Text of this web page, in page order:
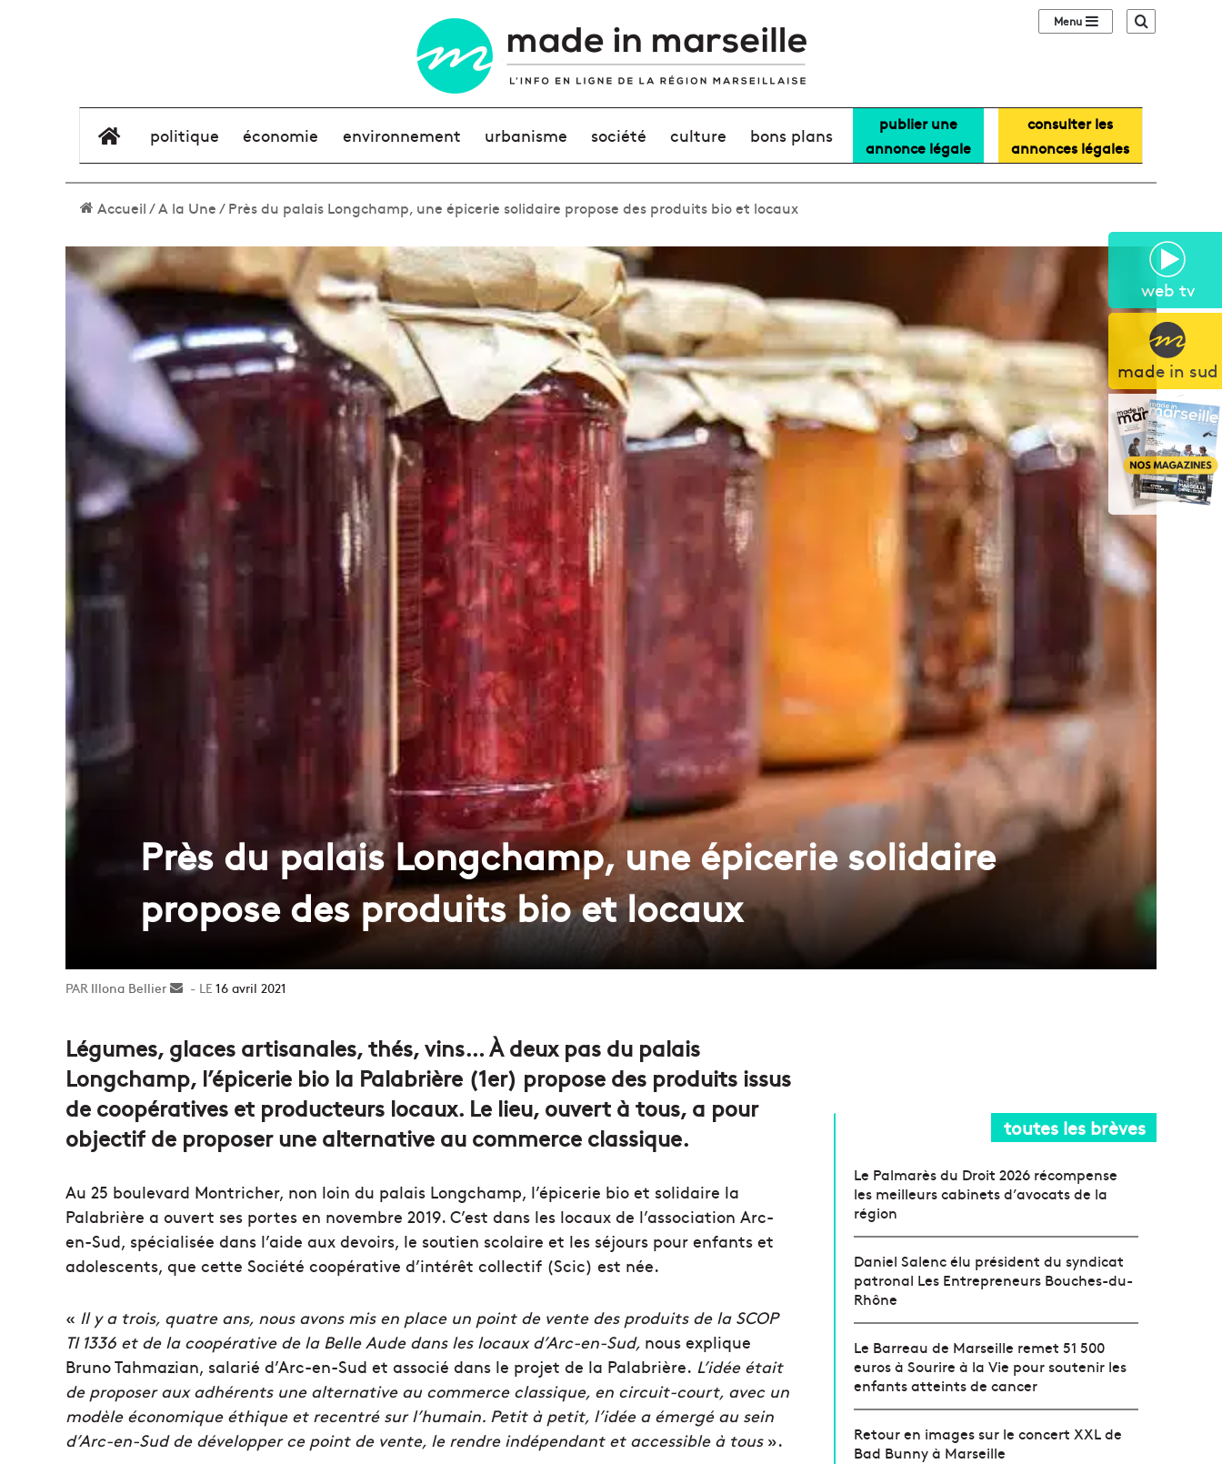
web tv
made in sud
Sidebar (barre
élément de menu
politique économie environnement urbanisme société culture bons plans
publier une
annonce légale
consulter les
annonces légales
Accueil/A la Une/Près du palais Longchamp, une épicerie solidaire propose des produits bio et locaux
Près du palais Longchamp, une épicerie solidaire
propose des produits bio et locaux
Illona Bellier
Envoyer16 avril 2021
Légumes, glaces artisanales, thés, vins… À deux pas du palais
Longchamp, l’épicerie bio la Palabrière (1er) propose des produits issus
de coopératives et producteurs locaux. Le lieu, ouvert à tous, a pour
objectif de proposer une alternative au commerce classique.
Au 25 boulevard Montricher, non loin du palais Longchamp, l’épicerie bio et solidaire la
Palabrière a ouvert ses portes en novembre 2019. C’est dans les locaux de l’association Arc-
en-Sud, spécialisée dans l’aide aux devoirs, le soutien scolaire et les séjours pour enfants et
adolescents, que cette Société coopérative d’intérêt collectif (Scic) est née.
« Il y a trois, quatre ans, nous avons mis en place un point de vente des produits de la SCOP
TI 1336 et de la coopérative de la Belle Aude dans les locaux d’Arc-en-Sud, nous explique
Bruno Tahmazian, salarié d’Arc-en-Sud et associé dans le projet de la Palabrière. L’idée était
de proposer aux adhérents une alternative au commerce classique, en circuit-court, avec un
modèle économique éthique et recentré sur l’humain. Petit à petit, l’idée a émergé au sein
d’Arc-en-Sud de développer ce point de vente, le rendre indépendant et accessible à tous».
toutes les brèves
Le Palmarès du Droit 2026 récompense
les meilleurs cabinets d’avocats de la
région
Daniel Salenc élu président du syndicat
patronal Les Entrepreneurs Bouches-du-
Rhône
Le Barreau de Marseille remet 51 500
euros à Sourire à la Vie pour soutenir les
enfants atteints de cancer
Retour en images sur le concert XXL de
Bad Bunny à Marseille